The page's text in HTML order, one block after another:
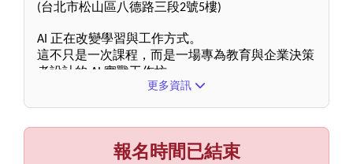
(台北市松山區八德路三段2號5樓)
AI 正在改變學習與工作方式。
這不只是一次課程，而是一場專為教育與企業決策
者設計的 AI 實戰工作坊。
運等實務情境。
更多資訊
報名時間已結束